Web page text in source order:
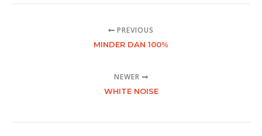
PREVIOUS
MINDER DAN 100%
NEWER
WHITE NOISE